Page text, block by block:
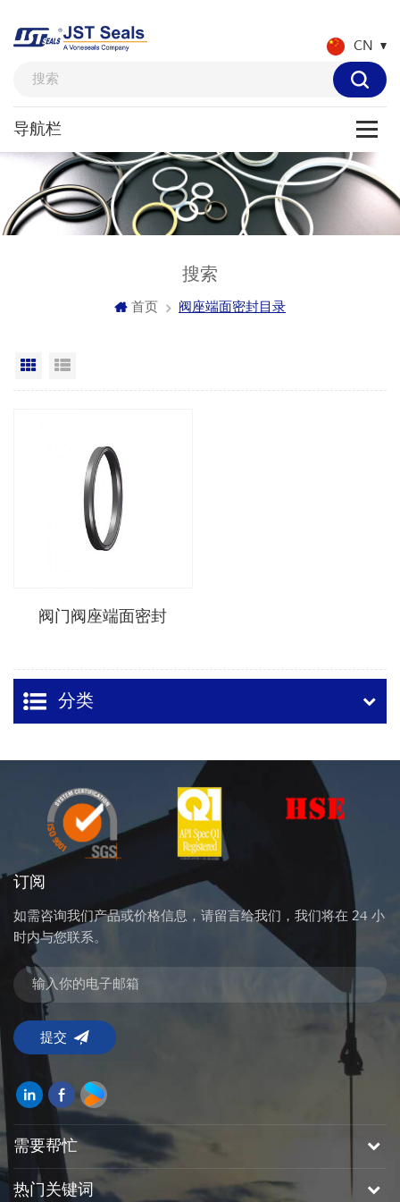
CN
搜索
首页 阀座端面密封目录
网格视图
阀门阀座端面密封
分类
订阅
如需咨询我们产品或价格信息，请留言给我们，我们将在 24 小
时内与您联系。
需要帮忙
热门关键词